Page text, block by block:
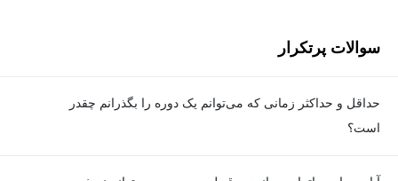
در این دوره، یاد می‌گیرید چگونه بدون ترس از پنالتی شدن، لینک‌سازی
سوالات پرتکرار
حداقل و حداکثر زمانی که می‌توانم یک دوره را بگذرانم چقدر
است؟